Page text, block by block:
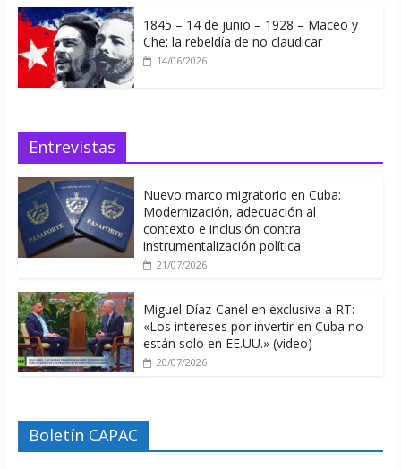
1845 – 14 de junio – 1928 – Maceo y
Che: la rebeldía de no claudicar
14/06/2026
Entrevistas
Nuevo marco migratorio en Cuba:
Modernización, adecuación al
contexto e inclusión contra
instrumentalización política
21/07/2026
Miguel Díaz-Canel en exclusiva a RT:
«Los intereses por invertir en Cuba no
están solo en EE.UU.» (video)
20/07/2026
Boletín CAPAC